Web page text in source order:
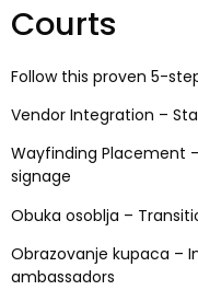
Courts
Follow this proven 5-
Vendor Integration –
Wayfinding Placement –
signage
Obuka osoblja –
Obrazovanje kupaca –
ambassadors